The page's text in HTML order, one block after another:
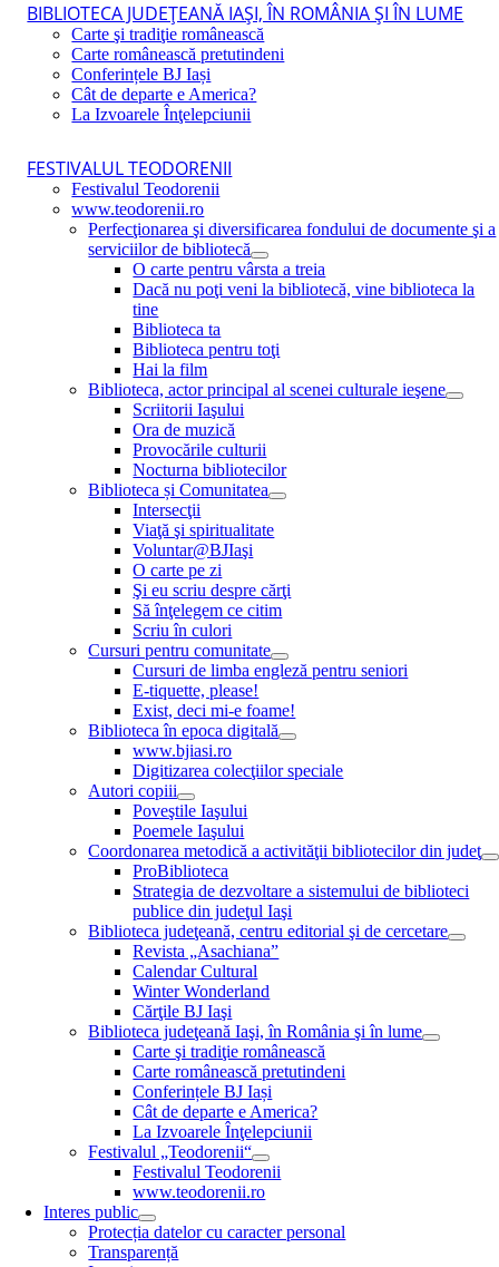
BIBLIOTECA JUDEŢEANĂ IAŞI, ÎN ROMÂNIA ŞI ÎN LUME
Carte şi tradiţie românească
Carte românească pretutindeni
Conferințele BJ Iași
Cât de departe e America?
La Izvoarele Înţelepciunii
FESTIVALUL TEODORENII
Festivalul Teodorenii
www.teodorenii.ro
Perfecţionarea şi diversificarea fondului de documente şi a
serviciilor de bibliotecă
O carte pentru vârsta a treia
Dacă nu poţi veni la bibliotecă, vine biblioteca la
tine
Biblioteca ta
Biblioteca pentru toţi
Hai la film
Biblioteca, actor principal al scenei culturale ieşene
Scriitorii Iaşului
Ora de muzică
Provocările culturii
Nocturna bibliotecilor
Biblioteca și Comunitatea
Intersecţii
Viaţă şi spiritualitate
Voluntar@BJIaşi
O carte pe zi
Şi eu scriu despre cărţi
Să înţelegem ce citim
Scriu în culori
Cursuri pentru comunitate
Cursuri de limba engleză pentru seniori
E-tiquette, please!
Exist, deci mi-e foame!
Biblioteca în epoca digitală
www.bjiasi.ro
Digitizarea colecţiilor speciale
Autori copiii
Poveştile Iaşului
Poemele Iaşului
Coordonarea metodică a activităţii bibliotecilor din judeţ
ProBiblioteca
Strategia de dezvoltare a sistemului de biblioteci
publice din judeţul Iaşi
Biblioteca judeţeană, centru editorial şi de cercetare
Revista „Asachiana”
Calendar Cultural
Winter Wonderland
Cărţile BJ Iaşi
Biblioteca judeţeană Iaşi, în România şi în lume
Carte şi tradiţie românească
Carte românească pretutindeni
Conferințele BJ Iași
Cât de departe e America?
La Izvoarele Înţelepciunii
Festivalul „Teodorenii“
Festivalul Teodorenii
www.teodorenii.ro
Interes public
Protecția datelor cu caracter personal
Transparență